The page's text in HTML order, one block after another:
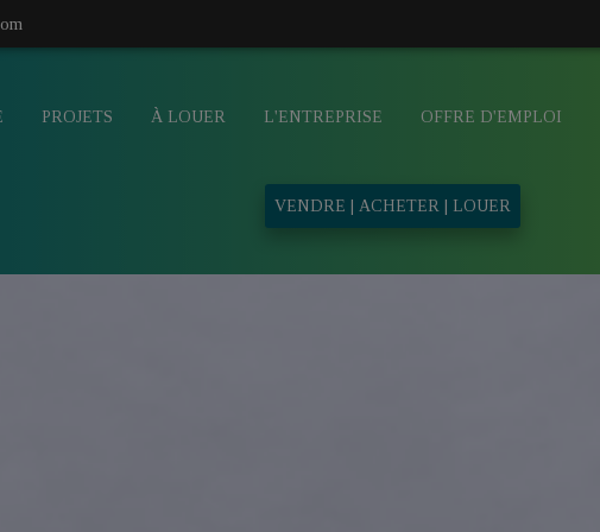
PROJETS À LOUER L'ENTREPRISE OFFRE D'EMPLOI
VENDRE | ACHETER | LOUER